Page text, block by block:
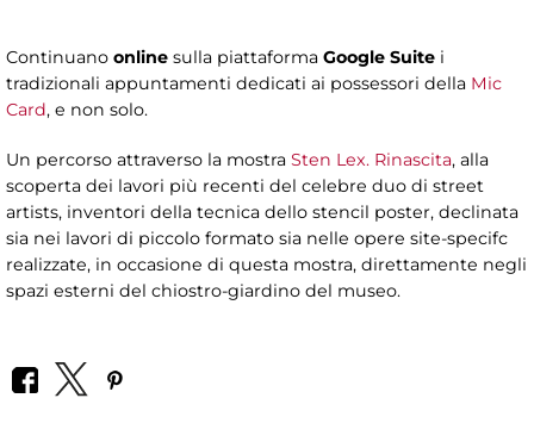
Continuano online sulla piattaforma Google Suite i
tradizionali appuntamenti dedicati ai possessori della Mic
Card, e non solo.
Un percorso attraverso la mostra Sten Lex. Rinascita, alla
scoperta dei lavori più recenti del celebre duo di street
artists, inventori della tecnica dello stencil poster, declinata
sia nei lavori di piccolo formato sia nelle opere site-specifc
realizzate, in occasione di questa mostra, direttamente negli
spazi esterni del chiostro-giardino del museo.